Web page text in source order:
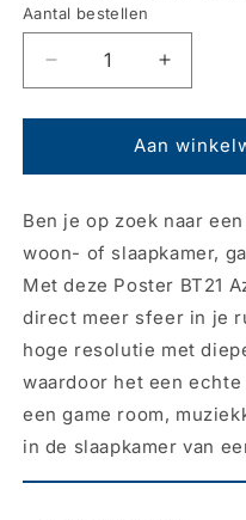
prijs
Aantal bestellen
Aantal
verlagen
voor
BT21
Azotea
61x91,5cm
Aantal
verhogen
voor
Poster
BT21
Azotea
Aan
Ben je op zoek naar
woon- of slaapkamer,
Met deze Poster BT21
direct meer sfeer in je
hoge resolutie met
waardoor het een
een game room,
in de slaapkamer van